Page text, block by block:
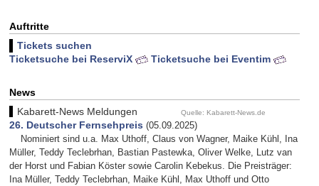
Auftritte
Tickets suchen
Ticketsuche bei ReserviX
Ticketsuche bei Eventim
News
Kabarett-News Meldungen
Quelle: Kabarett-News.de
26. Deutscher Fernsehpreis (05.09.2025)
Nominiert sind u.a. Max Uthoff, Claus von Wagner, Maike Kühl, Ina
Müller, Teddy Teclebrhan, Bastian Pastewka, Oliver Welke, Lutz van
der Horst und Fabian Köster sowie Carolin Kebekus. Die Preisträger:
Ina Müller, Teddy Teclebrhan, Maike Kühl, Max Uthoff und Otto